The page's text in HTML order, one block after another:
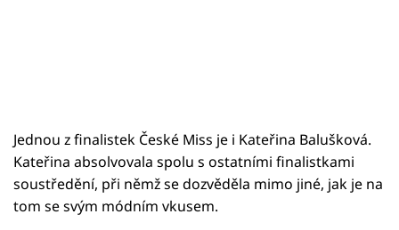
Jednou z finalistek České Miss je i Kateřina Balušková.
Kateřina absolvovala spolu s ostatními finalistkami
soustředění, při němž se dozvěděla mimo jiné, jak je na
tom se svým módním vkusem.